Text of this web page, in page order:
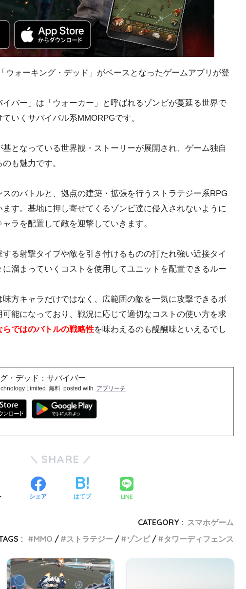
ウォーキング・デッド」がベースとなったゲームアプリが登
イバー」は「ウォーカー」と呼ばれるゾンビが蔓延る世界で
いくサバイバル系MMORPGです。
となっている世界観・ストーリーが展開され、ゲーム独自
も魅力です。
のバトルと、拠点の建築・拡張を行うストラテジー系RPG
す。基地に押し寄せてくるゾンビ達に侵入されないように
ラを配置して敵を迎撃していきます。
る射撃タイプや敵を引き付けるものの打たれ強い近接タイ
溜まっていくコストを使用してユニットを配置できるルー
方キャラだけではなく、広範囲の敵を一気に攻撃できるボ
可能になっており、戦況に応じて適切なコストの使い方を求
ではのバトルの戦略性を味わえるのも醍醐味といえるでし
・デッド：サバイバー
Limited 無料 posted with アプリーチ
SHARE
シェア はてブ LINE
CATEGORY : スマホゲーム
:
MMO ストラテジー ゾンビ タワーディフェンス